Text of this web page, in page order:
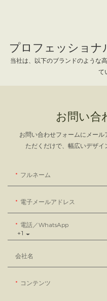
プロフェッショナ
当社は、以下のブランドのような
て
お問い合
お問い合わせフォームにメー
ただくだけで、幅広いデザイ
フルネーム
電子メールアドレス
+1
電話／WhatsApp
会社名
コンテンツ